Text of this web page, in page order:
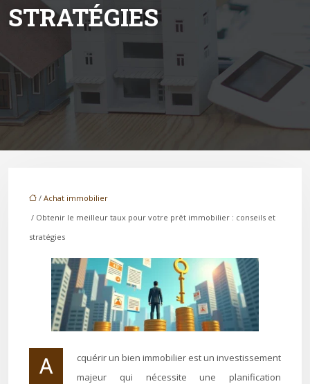
STRATÉGIES
/ Achat immobilier
/ Obtenir le meilleur taux pour votre prêt immobilier : conseils et
stratégies
Acquérir un bien immobilier est un investissement
majeur qui nécessite une planification